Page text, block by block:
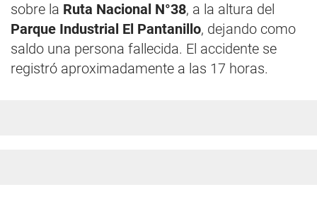
sobre la Ruta Nacional N°38, a la altura del
Parque Industrial El Pantanillo, dejando como
saldo una persona fallecida. El accidente se
registró aproximadamente a las 17 horas.